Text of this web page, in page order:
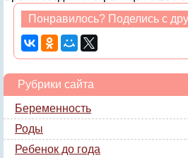
Понравилось? Поделись с
Рубрики сайта
Беременность
Роды
Ребенок до года